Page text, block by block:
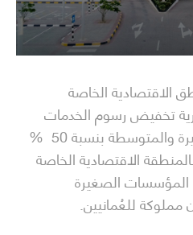
الاقتصادية الخاصة
تخفيض رسوم الخدمات
المقدمة للمؤسسات الصغيرة والمتوسطة بنسبة 50 ‎ %
الاقتصادية الخاصة
المؤسسات الصغيرة
للعُمانيين.